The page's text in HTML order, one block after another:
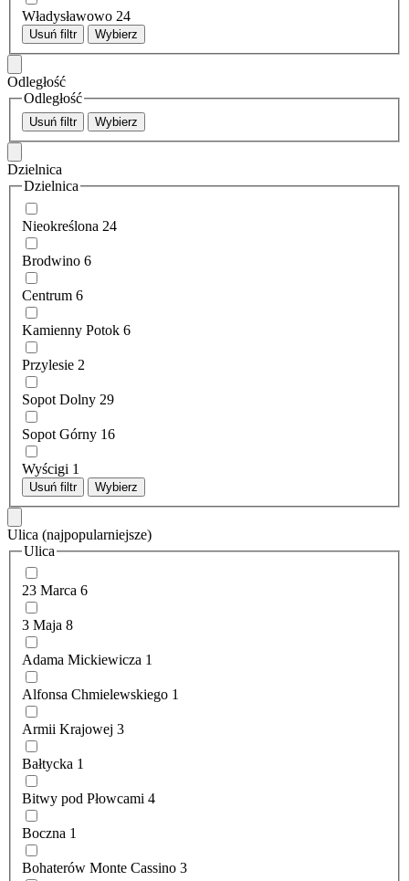
Władysławowo 24
Usuń filtr Wybierz
Odległość
Odległość
Usuń filtr Wybierz
Dzielnica
Dzielnica
Nieokreślona 24
Brodwino 6
Centrum 6
Kamienny Potok 6
Przylesie 2
Sopot Dolny 29
Sopot Górny 16
Wyścigi 1
Usuń filtr Wybierz
Ulica (najpopularniejsze)
Ulica
23 Marca 6
3 Maja 8
Adama Mickiewicza 1
Alfonsa Chmielewskiego 1
Armii Krajowej 3
Bałtycka 1
Bitwy pod Płowcami 4
Boczna 1
Bohaterów Monte Cassino 3